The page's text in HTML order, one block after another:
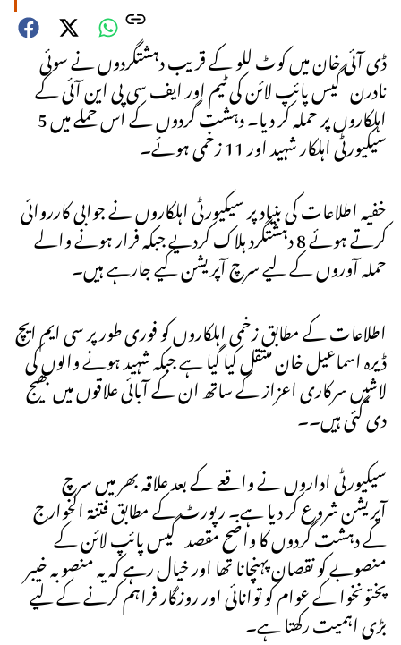
ڈی آئی خان میں کوٹ للو کے قریب دہشتگردوں نے سوئی
نادرن گیس پائپ لائن کی ٹیم اور ایف سی پی این آئی کے
اہلکاروں پر حملہ کر دیا۔ دہشت گردوں کے اس حملے میں 5
سیکیورٹی اہلکار شہید اور 11 زخمی ہوئے۔
خفیہ اطلاعات کی بنیاد پر سیکیورٹی اہلکاروں نے جوابی کارروائی
کرتے ہوئے 8 دہشتگرد ہلاک کردیے جبکہ فرار ہونے والے
حملہ آوروں کے لیے سرچ آپریشن کیے جارہے ہیں۔
اطلاعات کے مطابق زخمی اہلکاروں کو فوری طور پر سی ایم ایچ
ڈیرہ اسماعیل خان منتقل کیا گیا ہے جبکہ شہید ہونے والوں کی
لاشیں سرکاری اعزاز کے ساتھ ان کے آبائی علاقوں میں بھیج
دی گئی ہیں۔۔
سیکیورٹی اداروں نے واقعے کے بعد علاقہ بھر میں سرچ
آپریشن شروع کر دیا ہے۔ رپورٹ کے مطابق فتنۃ الخوارج
کے دہشت گردوں کا واضح مقصد گیس پائپ لائن کے
منصوبے کو نقصان پہنچانا تھا اور خیال رہے کہ یہ منصوبہ خیبر
پختونخوا کے عوام کو توانائی اور روزگار فراہم کرنے کے لیے
بڑی اہمیت رکھتا ہے۔